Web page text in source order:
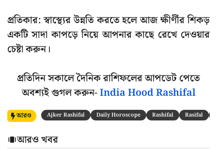
প্রতিকার: স্বাস্থ্যের উন্নতি করতে হলে আজ ক্ষীর্ণীর শিকড়
একটি সাদা কাপড়ে নিয়ে আপনার কাছে রেখে দেওয়ার
চেষ্টা করুন।
প্রতিদিন সকালে দৈনিক রাশিফলের আপডেট পেতে
অবশ্যই গুগল করুন-India Hood Rashifal
আরও Ajker Rashifal Daily Horoscope Rashifal Rasifal
আরও খবর